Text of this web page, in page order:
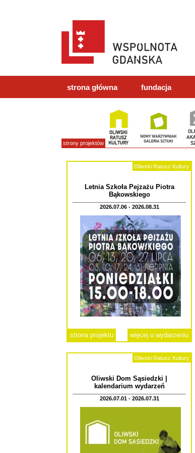
strona główna fundacja
strony projektów
Oliwski Ratusz Kultury
Letnia Szkoła Pejzażu Piotra
Bąkowskiego
2026.07.06 - 2026.08.31
strona projektu więcej o wydarzeniu
Oliwski Ratusz Kultury
Oliwski Dom Sąsiedzki |
kalendarium wydarzeń
2026.07.01 - 2026.07.31